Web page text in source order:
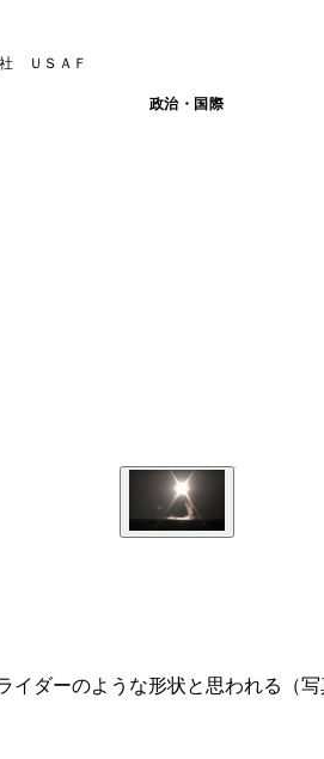
ＵＳＡＦ
政治・国際
ダーのような形状と思われる（